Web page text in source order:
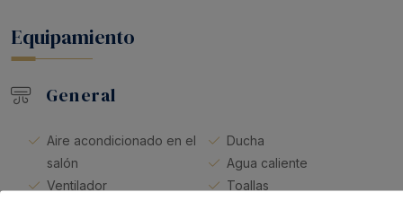
Equipamiento
General
Aire acondicionado en el
salón
Ventilador
Ducha
Agua caliente
Toallas